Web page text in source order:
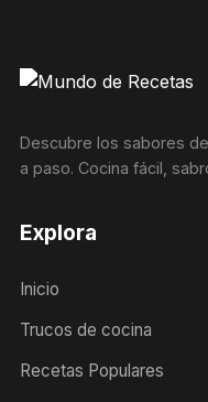
Descubre los sabores
a paso. Cocina fácil,
Explora
Inicio
Trucos de cocina
Recetas Populares